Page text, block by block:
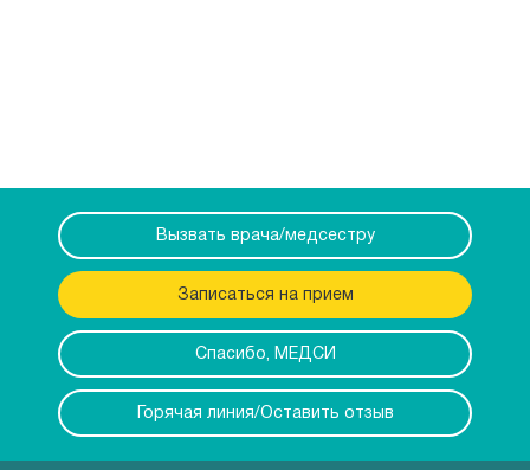
Вызвать врача/медсестру
Записаться на прием
Спасибо, МЕДСИ
Горячая линия/Оставить отзыв